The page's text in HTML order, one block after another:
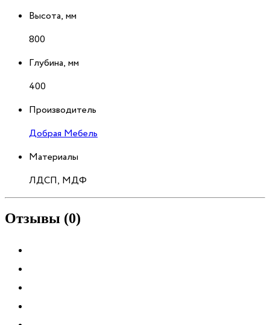
Высота, мм
800
Глубина, мм
400
Производитель
Добрая Мебель
Материалы
ЛДСП, МДФ
Отзывы (0)